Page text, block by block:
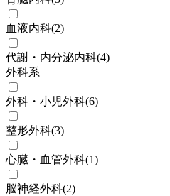
血液内科(2)
代謝・内分泌内科(4)
外科系
外科・小児外科(6)
整形外科(3)
心臓・血管外科(1)
脳神経外科(2)